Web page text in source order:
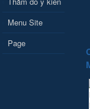
Menu Site
Page